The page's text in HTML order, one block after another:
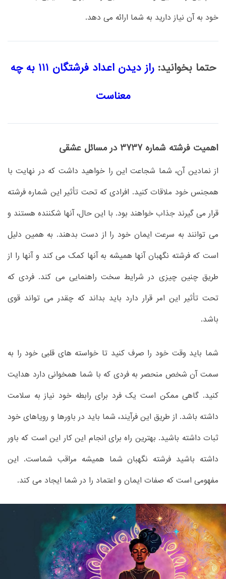
خود به آن نیاز دارید به شما ارائه می دهد.
حتما بخوانید:
راز دیدن اعداد فرشتگان 111 به چه
معناست
اهمیت فرشته شماره 3737 در مسائل عشقی
از نمادین آن، شما شجاعت این را خواهید داشت که در نهایت با
همجنس خود ملاقات کنید. افرادی که تحت تأثیر این شماره فرشته
قرار می گیرند جذاب خواهند بود. با این حال، آنها شکننده هستند و
می توانند به سرعت ایمان خود را از دست بدهند. به همین دلیل
است که فرشته نگهبان آنها همیشه به آنها کمک می کند و آنها را از
طریق چنین چیزی در شرایط سخت راهنمایی می کند. فردی که
تحت تأثیر این امر قرار دارد باید بداند که چقدر می تواند قوی
باشد.
شما باید وقت خود را صرف کنید تا خواسته های قلبی خود را به
سمت آن شخص منحصر به فردی که با شما همخوانی دارد هدایت
کنید. گاهی ممکن است یک فرد برای رابطه خود نیاز به سلامت
داشته باشد. از طریق این فرآیند، شما باید در باورها و رویاهای خود
ثبات داشته باشید. بهترین راه برای انجام این کار این است که باور
داشته باشید فرشته نگهبان شما همیشه مراقب شماست. این
مفهومی است که صفات ایمان و اعتماد را در شما ایجاد می کند.